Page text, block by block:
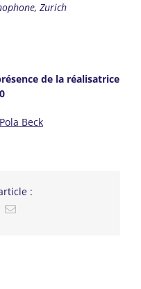
Zurich
de la réalisatrice
Beck
:
Email